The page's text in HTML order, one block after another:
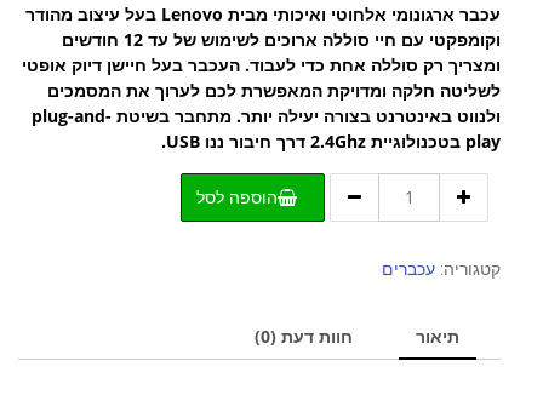
עכבר ארגונומי אלחוטי ואיכותי מבית Lenovo בעל עיצוב מהודר
וקומפקטי עם חיי סוללה ארוכים לשימוש של עד 12 חודשים
ומצריך רק סוללה אחת כדי לעבוד. העכבר בעל חיישן דיוק אופטי
לשליטה חלקה ומדויקת המאפשרת לכם לערוך את המסמכים
ולנווט באינטרנט בצורה יעילה יותר. מתחבר בשיטת plug-and-
play בטכנולוגיית 2.4Ghz דרך חיבור ננו USB.
אלחוטי
Lenovo
הוספה לסל
קטגוריה: עכברים
תיאור חוות דעת (0)